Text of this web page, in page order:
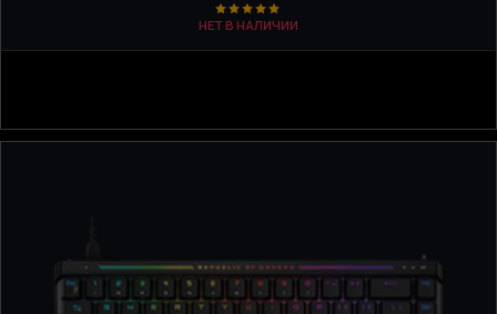
НЕТ В НАЛИЧИИ